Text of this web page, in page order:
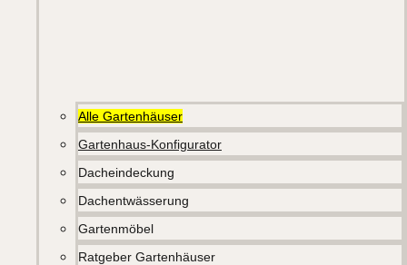
Alle Gartenhäuser
Gartenhaus-Konfigurator
Dacheindeckung
Dachentwässerung
Gartenmöbel
Ratgeber Gartenhäuser